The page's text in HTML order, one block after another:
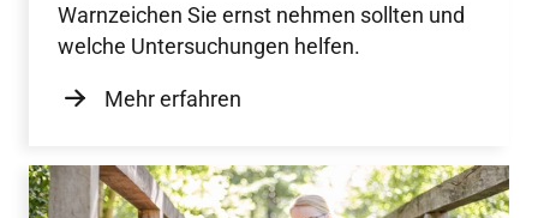
Warnzeichen Sie ernst nehmen sollten und
welche Untersuchungen helfen.
Mehr erfahren